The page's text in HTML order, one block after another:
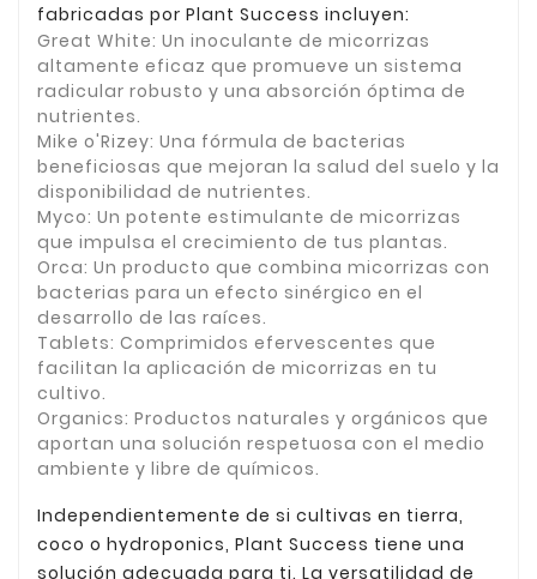
fabricadas por Plant Success incluyen:
Great White: Un inoculante de micorrizas
altamente eficaz que promueve un sistema
radicular robusto y una absorción óptima de
nutrientes.
Mike o'Rizey: Una fórmula de bacterias
beneficiosas que mejoran la salud del suelo y la
disponibilidad de nutrientes.
Myco: Un potente estimulante de micorrizas
que impulsa el crecimiento de tus plantas.
Orca: Un producto que combina micorrizas con
bacterias para un efecto sinérgico en el
desarrollo de las raíces.
Tablets: Comprimidos efervescentes que
facilitan la aplicación de micorrizas en tu
cultivo.
Organics: Productos naturales y orgánicos que
aportan una solución respetuosa con el medio
ambiente y libre de químicos.
Independientemente de si cultivas en tierra,
coco o hydroponics, Plant Success tiene una
solución adecuada para ti. La versatilidad de